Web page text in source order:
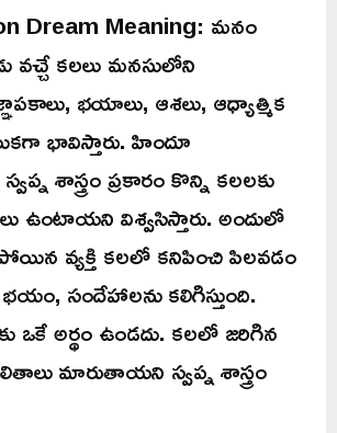
Dream Meaning: మనం
వచ్చే కలలు మనసులోని
భయాలు, ఆశలు, ఆధ్యాత్మిక
భావిస్తారు. హిందూ
శాస్త్రం ప్రకారం కొన్ని కలలకు
ఉంటాయని విశ్వసిస్తారు. అందులో
వ్యక్తి కలలో కనిపించి పిలవడం
సందేహాలను కలిగిస్తుంది.
ఒకే అర్థం ఉండదు. కలలో జరిగిన
మారుతాయని స్వప్న శాస్త్రం